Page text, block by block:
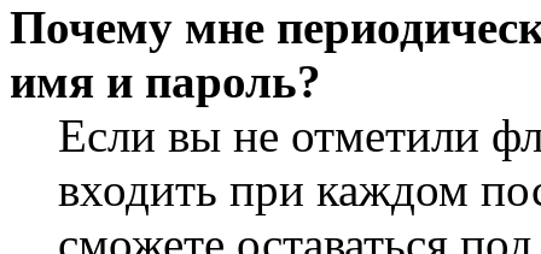
Почему мне
имя и пароль?
Если вы не отметили
входить при каждом